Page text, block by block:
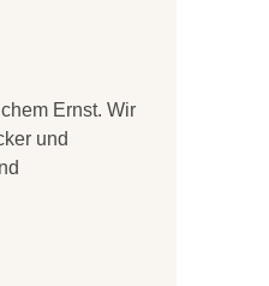
Ernst. Wir
und